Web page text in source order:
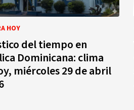
HOY
del tiempo en
Dominicana: clima
miércoles 29 de abril